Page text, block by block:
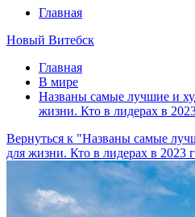
Главная
Новый Витебск
Главная
В мире
Названы самые лучшие и
жизни. Кто в лидерах в
Вернуться к "Названы самые
для жизни. Кто в лидерах в 2023